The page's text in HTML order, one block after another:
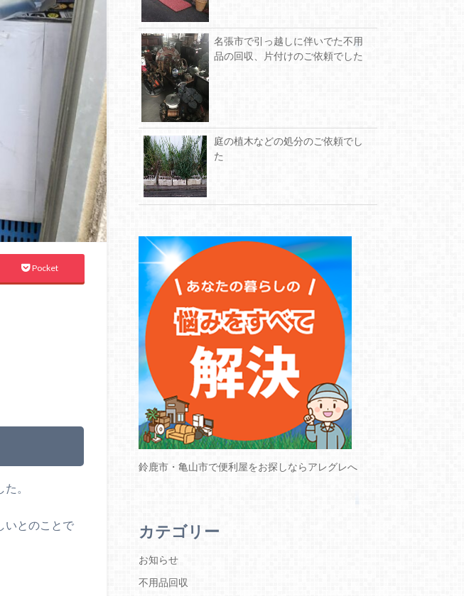
Pocket
。
いとのことで
名張市で引っ越しに伴いでた不用
品の回収、片付けのご依頼でした
庭の植木などの処分のご依頼でし
た
鈴鹿市・亀山市で便利屋をお探しならアレグレへ
カテゴリー
お知らせ
不用品回収